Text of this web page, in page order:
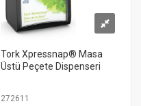
Tork Xpressnap® Masa
Üstü Peçete Dispenseri
272611